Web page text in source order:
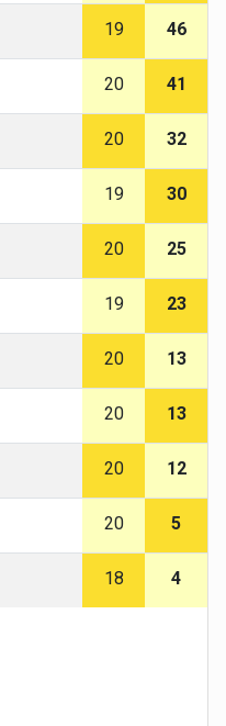
19 46
20 41
20 32
19 30
20 25
19 23
20 13
20 13
20 12
20 5
18 4